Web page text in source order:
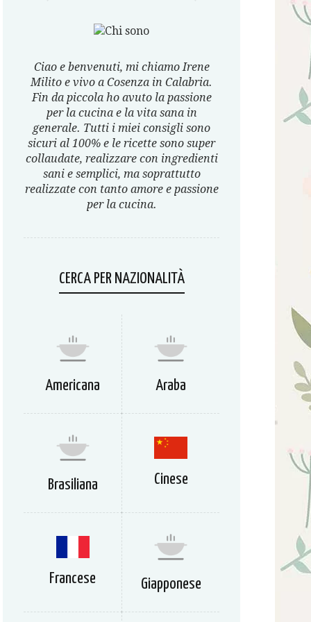
Ciao e benvenuti, mi chiamo Irene
Milito e vivo a Cosenza in Calabria.
Fin da piccola ho avuto la passione
per la cucina e la vita sana in
generale. Tutti i miei consigli sono
sicuri al 100% e le ricette sono super
collaudate, realizzare con ingredienti
sani e semplici, ma soprattutto
realizzate con tanto amore e passione
per la cucina.
CERCA PER NAZIONALITÀ
Americana Araba
Brasiliana Cinese
Francese Giapponese